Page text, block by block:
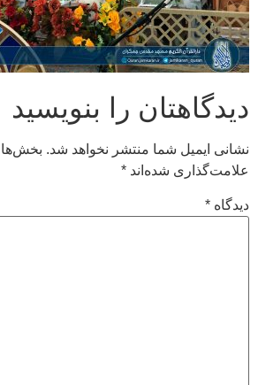
دیدگاهتان را بنویسید
نشانی ایمیل شما منتشر نخواهد شد.
علامت‌گذاری شده‌اند *
دیدگاه *